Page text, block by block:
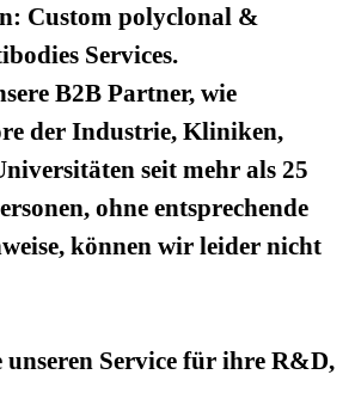
Custom polyclonal &
Services.
B2B Partner, wie
der Industrie, Kliniken,
seit mehr als 25
ohne entsprechende
können wir leider nicht
unseren Service für ihre R&D,